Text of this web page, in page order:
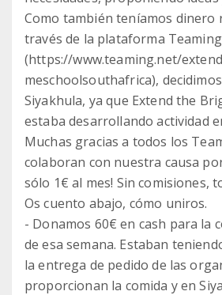
Como también teníamos dinero
través de la plataforma Teaming
(https://www.teaming.net/
meschoolsouthafrica),
Siyakhula, ya que Extend the
estaba desarrollando actividad
Muchas gracias a todos los
colaboran con nuestra causa por
sólo 1€ al mes! Sin comisiones,
Os cuento abajo, cómo uniros.
- Donamos 60€ en cash para la
de esa semana. Estaban
la entrega de pedido de las
proporcionan la comida y en